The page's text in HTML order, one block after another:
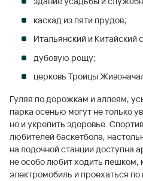
каскад из пяти прудов;
Итальянский и Китайский
дубовую рощу;
церковь Троицы
Гуляя по дорожкам и аллеям,
парка осенью могут не только
но и укрепить здоровье.
любителей баскетбола,
на лодочной станции доступна
не особо любит ходить пешком,
электромобиль и проехаться по